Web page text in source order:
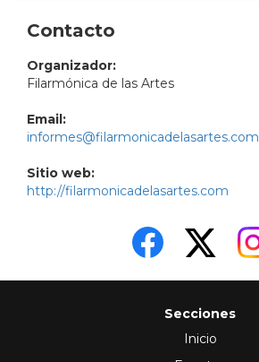
Contacto
Organizador:
Filarmónica de las Artes
Email:
informes@filarmonicadelasartes.com
Sitio web:
http://filarmonicadelasartes.com
Secciones
Inicio